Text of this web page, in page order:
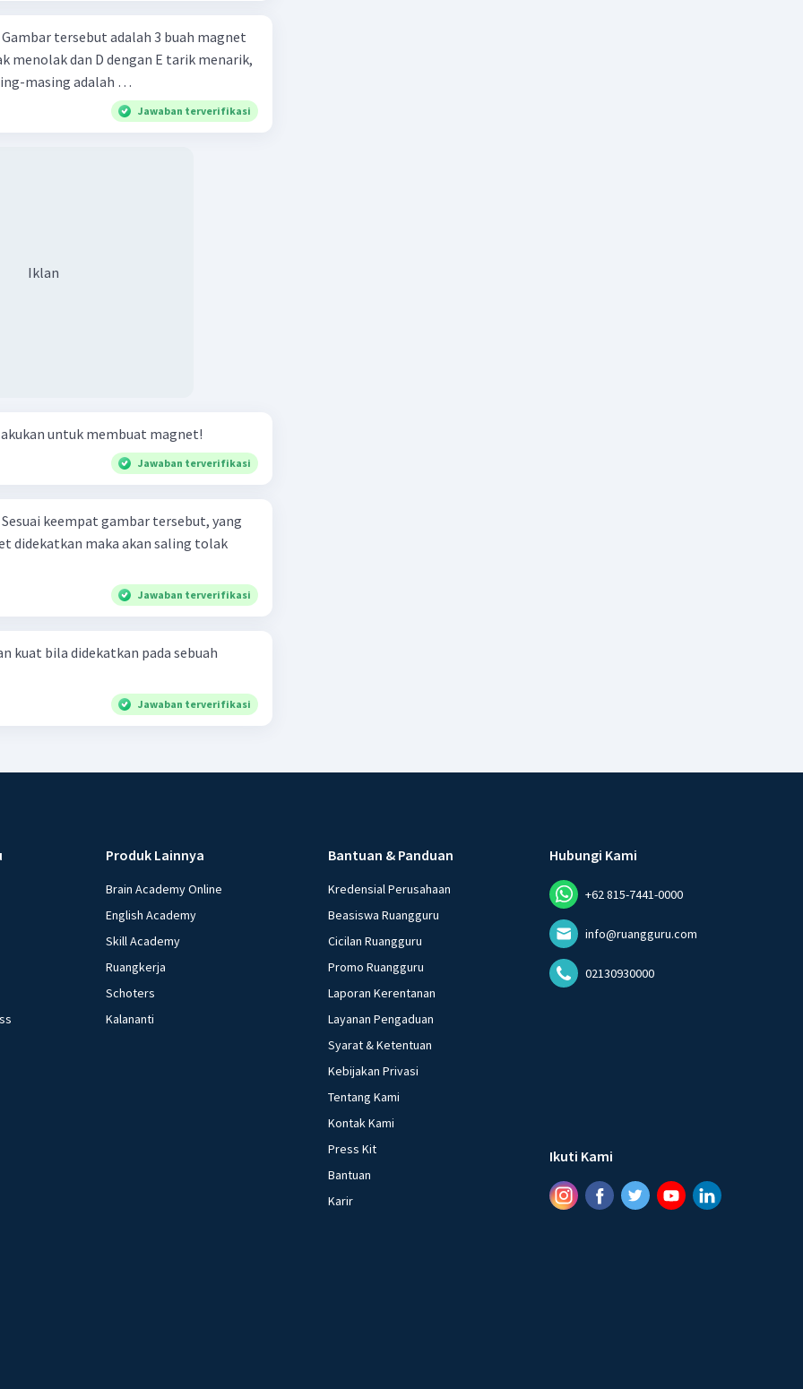
menolak dan D dengan E tarik menarik,
masing adalah …
Jawaban terverifikasi
Iklan
untuk membuat magnet!
Jawaban terverifikasi
didekatkan maka akan saling tolak
Jawaban terverifikasi
kuat bila didekatkan pada sebuah
Jawaban terverifikasi
Produk Lainnya
Brain Academy Online
English Academy
Skill Academy
Ruangkerja
Schoters
Kalananti
Bantuan & Panduan
Kredensial Perusahaan
Beasiswa Ruangguru
Cicilan Ruangguru
Promo Ruangguru
Laporan Kerentanan
Layanan Pengaduan
Syarat & Ketentuan
Kebijakan Privasi
Tentang Kami
Kontak Kami
Press Kit
Bantuan
Karir
Hubungi Kami
+62 815-7441-0000
info@ruangguru.com
02130930000
Ikuti Kami